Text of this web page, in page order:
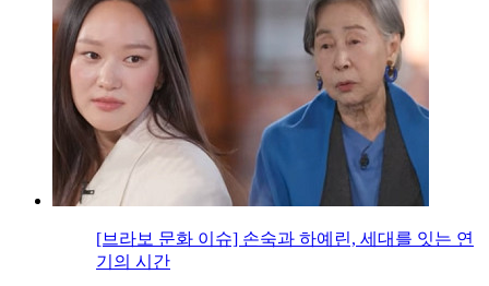
[브라보 문화 이슈] 손숙과 하예린, 세대를 잇는 연
기의 시간